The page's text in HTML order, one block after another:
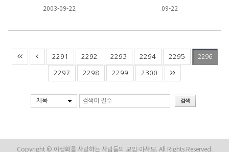
2003-09-22
09-22
2291 2292 2293 2294 2295 2296
2297 2298 2299 2300
제목
Copyright © 야생화를 사랑하는 사람들의 모임-야사모. All Rights Reserved.